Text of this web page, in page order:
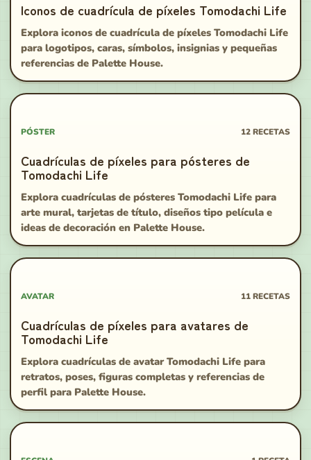
Iconos de cuadrícula de píxeles Tomodachi Life
Explora iconos de cuadrícula de píxeles Tomodachi Life
para logotipos, caras, símbolos, insignias y pequeñas
referencias de Palette House.
PÓSTER 12RECETAS
Cuadrículas de píxeles para pósteres de
Tomodachi Life
Explora cuadrículas de pósteres Tomodachi Life para
arte mural, tarjetas de título, diseños tipo película e
ideas de decoración en Palette House.
AVATAR 11RECETAS
Cuadrículas de píxeles para avatares de
Tomodachi Life
Explora cuadrículas de avatar Tomodachi Life para
retratos, poses, figuras completas y referencias de
perfil para Palette House.